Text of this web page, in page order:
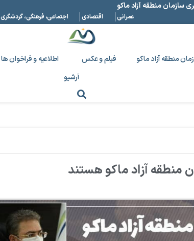
سازمان منطقه آزاد ماکو
عمرانی اقتصادی اجتماعی، فرهنگی، گردشگری
منطقه آزاد ماکو فیلم و عکس اطلاعیه و فراخوان ها
آرشیو
منطقه آزاد ماکو هستند